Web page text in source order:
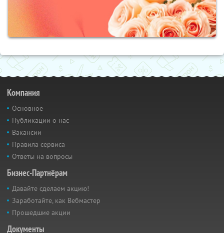
Компания
Основное
Публикации о нас
Вакансии
Правила сервиса
Ответы на вопросы
Бизнес-Партнёрам
Давайте сделаем акцию!
Заработайте, как Вебмастер
Прошедшие акции
Документы